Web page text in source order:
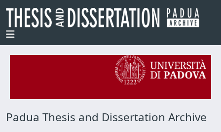
Padua Thesis and Dissertation Archive